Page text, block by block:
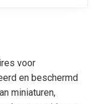
voor
en beschermd
miniaturen,